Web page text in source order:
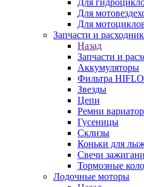
Для
Для
Для
Запчасти и
Назад
Запчасти и
Аккумуляторы
Фильтра HIFLO
Звезды
Цепи
Ремни
Гусеницы
Склизы
Коньки для
Свечи
Тормозные
Лодочные моторы